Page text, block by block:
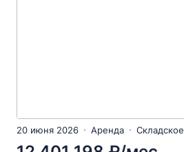
20 июня 2026 Аренда